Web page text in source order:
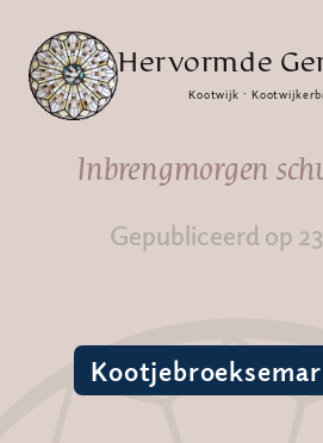
Hervormde
Kootwijk ·
Inbrengmorgen
Gepubliceerd op